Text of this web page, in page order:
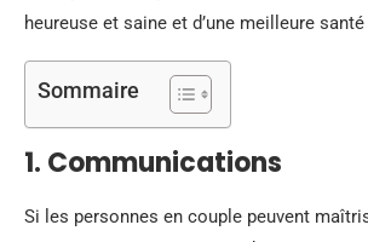
heureuse et saine et d’une meilleure
Sommaire
1. Communications
Si les personnes en couple peuvent